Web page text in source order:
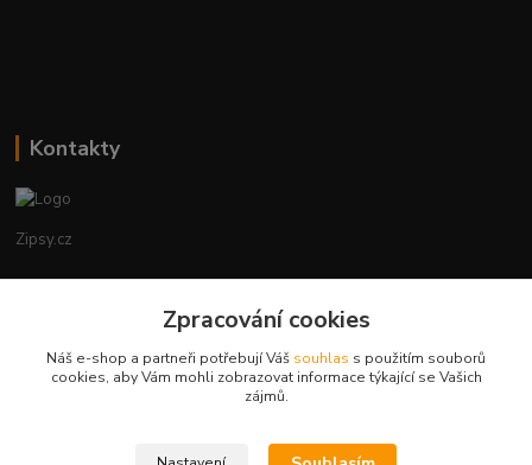
Kontakty
Zipsy.cz
+420774877333
obchod@zipsy.cz
Zpracování cookies
Náš e-shop a partneři potřebují Váš souhlas s použitím souborů
cookies, aby Vám mohli zobrazovat informace týkající se Vašich
zájmů.